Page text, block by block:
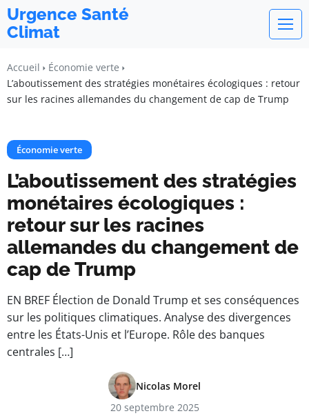
Urgence Santé
Climat
Accueil
Économie verte
L’aboutissement des stratégies monétaires écologiques : retour
sur les racines allemandes du changement de cap de Trump
Économie verte
L’aboutissement des stratégies
monétaires écologiques :
retour sur les racines
allemandes du changement de
cap de Trump
EN BREF Élection de Donald Trump et ses conséquences
sur les politiques climatiques. Analyse des divergences
entre les États-Unis et l’Europe. Rôle des banques
centrales […]
Nicolas Morel
20 septembre 2025